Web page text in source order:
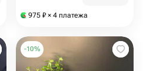
975 ₽ × 4 платежа
-10%